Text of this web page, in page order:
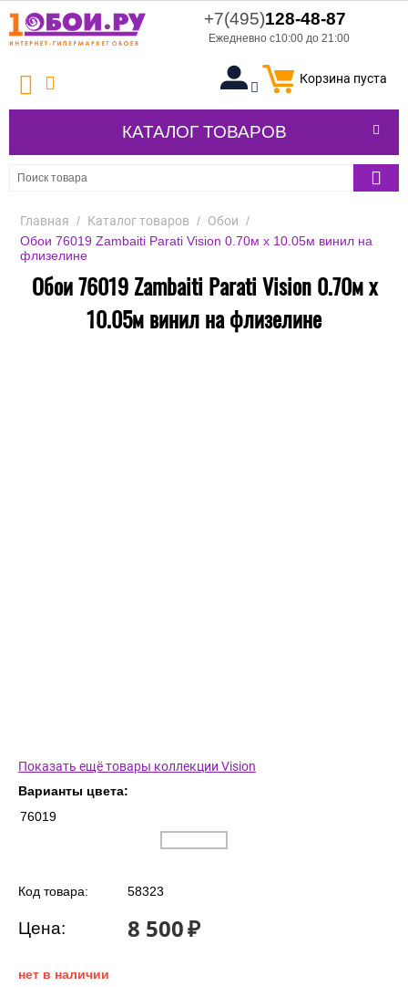
+7(495)128-48-87
Ежедневно с10:00 до 21:00
Корзина пуста
КАТАЛОГ ТОВАРОВ
Главная / Каталог товаров / Обои /
Обои 76019 Zambaiti Parati Vision 0.70м х 10.05м винил на
флизелине
Обои 76019 Zambaiti Parati Vision 0.70м х
10.05м винил на флизелине
Показать ещё товары коллекции Vision
Варианты цвета:
76019
Код товара: 58323
Цена: 8 500₽
нет в наличии